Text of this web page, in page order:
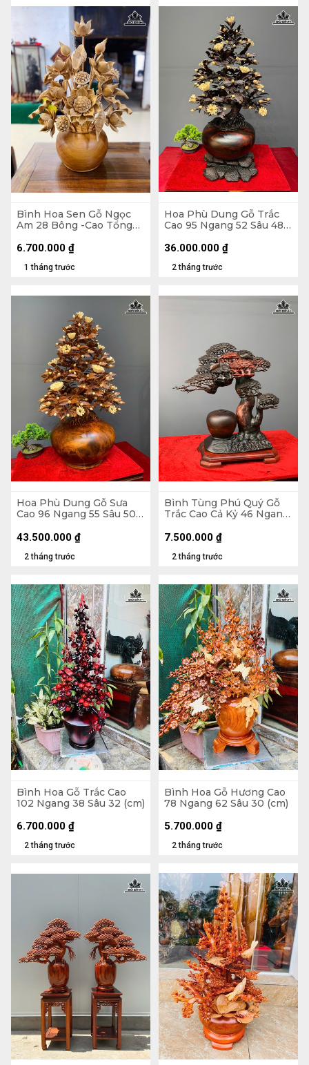
Bình Hoa Sen Gỗ Ngọc
Am 28 Bông -Cao Tổng
Đường Kính 30 (cm)
1 tháng trước
6.700.000 ₫
Hoa Phù Dung Gỗ Trắc
Cao 95 Ngang 52 Sâu 48
35 (cm)
2 tháng trước
36.000.000 ₫
Hoa Phù Dung Gỗ Sưa
Cao 96 Ngang 55 Sâu 50
43 (cm)
2 tháng trước
43.500.000 ₫
Bình Tùng Phú Quý Gỗ
Trắc Cao Cả Kỷ 46 Ngang
4 - Đường Kính 12 (cm)
2 tháng trước
7.500.000 ₫
Bình Hoa Gỗ Trắc Cao
102 Ngang 38 Sâu 32 (cm)
2 tháng trước
6.700.000 ₫
Bình Hoa Gỗ Hương Cao
78 Ngang 62 Sâu 30 (cm)
2 tháng trước
5.700.000 ₫